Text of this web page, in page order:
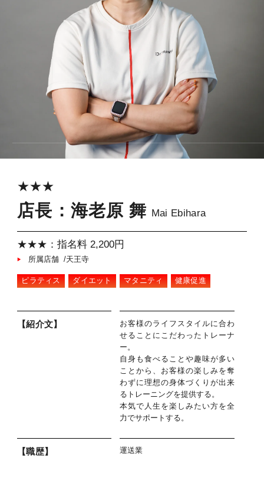
★★★
店長：海老原 舞 Mai Ebihara
★★★：指名料 2,200円
所属店舗 /天王寺
ピラティス ダイエット マタニティ 健康促進
【紹介文】
お客様のライフスタイルに合わ
せることにこだわったトレーナ
ー。
自身も食べることや趣味が多い
ことから、お客様の楽しみを奪
わずに理想の身体づくりが出来
るトレーニングを提供する。
本気で人生を楽しみたい方を全
力でサポートする。
【職歴】 運送業
REVIEW
お客様の声
MEDIA
メディア
FAQ
よくあるご質問